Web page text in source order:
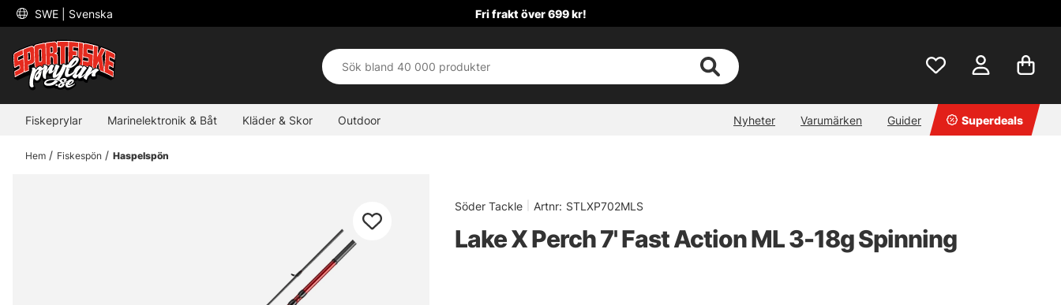
SWE | Svenska Fri frakt över 699 kr!
Fiskeprylar Marinelektronik & Båt Kläder & Skor Outdoor Nyheter Varumärken Guider Superdeals
Hem Fiskespön Haspelspön
Söder Tackle Artnr: STLXP702MLS
Lake X Perch 7' Fast Action ML 3-18g Spinning